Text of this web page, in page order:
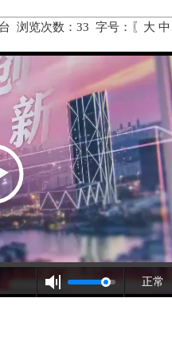
浏览次数： 33 字号：〖 大 中
正常